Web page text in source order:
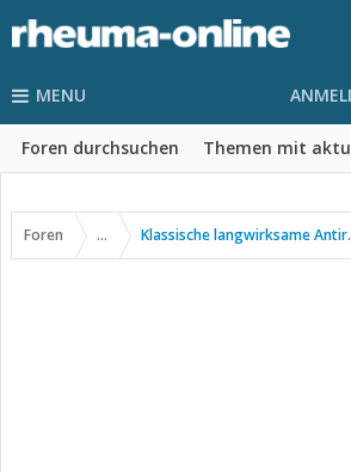
MENU
Foren durchsuchen Themen mit
Foren ... Klassische langwirksame